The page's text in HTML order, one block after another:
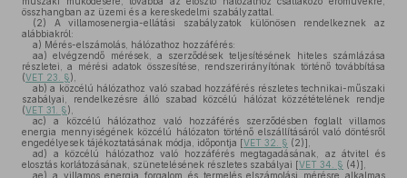
összhangban az üzemi és a kereskedelmi szabályzattal.
(2) A villamosenergia-ellátási szabályzatok különösen rendelkeznek az
alábbiakról:
a) Mérés-elszámolás, hálózathoz hozzáférés:
aa) elvégzendő mérések, a szerződések teljesítésének hiteles számlázása
részletei, a mérési adatok összesítése, rendszerirányítónak történő továbbítása
(VET 23. §),
ab) a közcélú hálózathoz való szabad hozzáférés részletes technikai-műszaki
szabályai, rendelkezésre álló szabad közcélú hálózat közzétételének rendje
(VET 31. §),
ac) a közcélú hálózathoz való hozzáférés szerződésben foglalt villamos
energia mennyiségének közcélú hálózaton történő elszállításáról való döntésről
engedélyesek tájékoztatásának módja, időpontja [VET 32. § (2)],
ad) a közcélú hálózathoz való hozzáférés megtagadásának, az átvitel és
elosztás korlátozásának, szünetelésének részletes szabályai [VET 34. § (4)],
ae) a villamos energia forgalom és termelés elszámolási mérésre alkalmas